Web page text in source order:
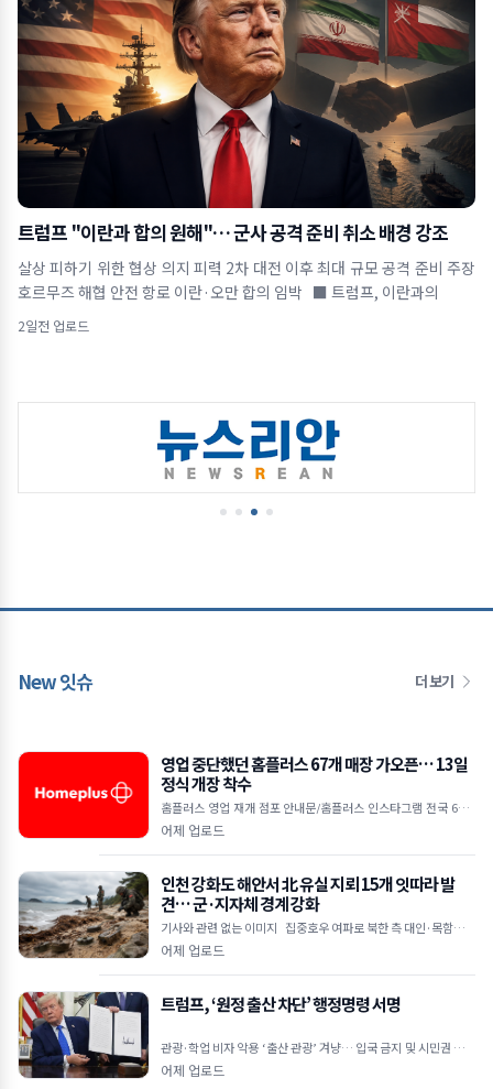
트럼프 "이란과 합의 원해"… 군사 공격 준비 취소 배경 강조
살상 피하기 위한 협상 의지 피력 2차 대전 이후 최대 규모 공격 준비 주장
호르무즈 해협 안전 항로 이란·오만 합의 임박 ■ 트럼프, 이란과의
2일전 업로드
New 잇슈 더 보기
영업 중단했던 홈플러스 67개 매장 가오픈… 13일
정식 개장 착수
홈플러스 영업 재개 점포 안내문/홈플러스 인스타그램 전국 67개
매장 7일 가오픈 시작으로 운영 점검 착수 12일까지 미비점 보완
어제 업로드
인천 강화도 해안서 北 유실 지뢰 15개 잇따라 발
견… 군·지자체 경계 강화
기사와 관련 없는 이미지 집중호우 여파로 북한 측 대인·목함지뢰
유입 추정 주민 신고 및 군 수색으로 발견… 인명 피해는 없어 강화
어제 업로드
트럼프, ‘원정 출산 차단’ 행정명령 서명
관광·학업 비자 악용 ‘출산 관광’ 겨냥… 입국 금지 및 시민권 부여
차단 외교공관 직원·적성국 출생 자녀도 대상&he
어제 업로드